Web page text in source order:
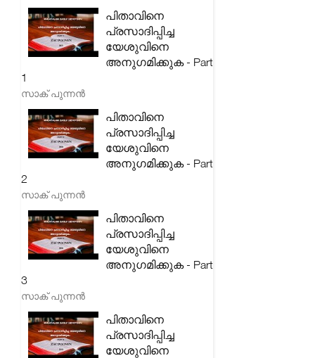
പിതാവിനെ
പ്രസാദിപ്പിച്ച
യേശുവിനെ
അനുഗമിക്കുക - Part
1
സാക് പുന്നൻ
പിതാവിനെ
പ്രസാദിപ്പിച്ച
യേശുവിനെ
അനുഗമിക്കുക - Part
2
സാക് പുന്നൻ
പിതാവിനെ
പ്രസാദിപ്പിച്ച
യേശുവിനെ
അനുഗമിക്കുക - Part
3
സാക് പുന്നൻ
പിതാവിനെ
പ്രസാദിപ്പിച്ച
യേശുവിനെ